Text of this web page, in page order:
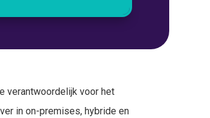
verantwoordelijk voor het
in on-premises, hybride en